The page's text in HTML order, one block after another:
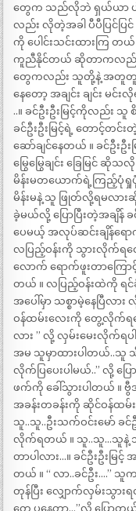
တွေက သည်လိုဘဲ ရှယ်ယာ ပါ
လည်း လိုတဲ့အခါ ပီပီပြင်ပ
ကို ပေါင်းသင်းထားကြ
ကူညီနိုင်တယ် ဆိုတာကလည်း တ
တွေကလည်း သူတို့နဲ့ အတူတူ
နေတော့ အချင်း ချင်း မင်
..။ ခင်ဦးဦးမြင့်ကိုလည်း သူ စိ
ခင်ဦးဦးမြင့်ရဲ့ တောင့်တင်
ဆော်ချင်နေတယ် ။ ခင်ဦး
မြွေမြွေချင်း ခြေမြင် ဆို
မိန်းမတယောက်ရဲ့ကြည့်ပုံ
မိန်းမနဲ့ သူ ဖြုတ်လို့ရမလား
ခဲ့မယ်လို့ ပြောပြီးတဲ့အချိန် ခင်
ပေမယ့် အလုပ်ဆင်းချိန်ရေ
လပြည့်ဝန်းကို သွားလိုက်ရတ
လောက် ရောက်ဖူးတာကြေ
တယ် ။ လပြည့်ဝန်းထဲကို ရင်
အပေါ်မှာ သစ္စာမဲ့နေပြီ
ဝန်ထမ်းလေးကို တွေ့လိုက်ရတ
လား ” လို့ လှမ်းမေးလိုက်ရ
အမ သူမှာထားပါတယ်..သူ သီ
လိုက်ပြပေးပါမယ်..” လို့ ပြေ
ဖက်ကို ခေါ်သွားပါတယ် ။ ဗွီ
အခန်းတခန်းကို ဆိုင်ဝန်ထ
သူ..သူ..ဦးသက်ဝင်းမော် ခ
လိုက်ရတယ် ။ သူ..သူ…သူနဲ့ သီ
တာပါလား…။ ခင်ဦးဦးမ
တယ် ။ “ လာ..ခင်ဦး….” သူ
တုန်ပြီး လျှောက်လှမ်းသွာ
တွေ ပူနေတာ…”လို့ ပြော